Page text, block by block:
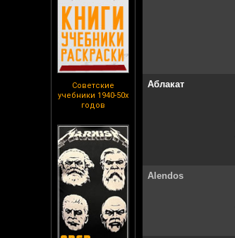
Советские
учебники 1940-50х
годов
Аблакат
Alendos